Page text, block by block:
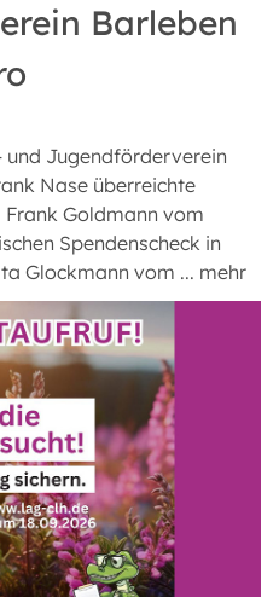
Barleben
und Jugendförderverein
Nase überreichte
Goldmann vom
Spendenscheck in
Glockmann vom ... mehr